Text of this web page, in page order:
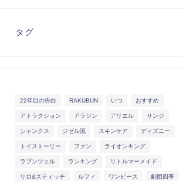
タグ
22年目の告白 RAKUBUN いつ おすすめ
アトラクション アラジン アリエル サンジ
シャンクス ジゼル流 スキンケア ディズニー
トイストーリー ファン ライオンキング
ラプンツェル ランキング リトルマーメイド
リロ&スティッチ ルフィ ワンピース 劇団四季